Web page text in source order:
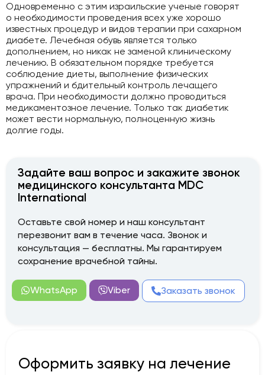
Одновременно с этим израильские ученые говорят
о необходимости проведения всех уже хорошо
известных процедур и видов терапии при сахарном
диабете. Лечебная обувь является только
дополнением, но никак не заменой клиническому
лечению. В обязательном порядке требуется
соблюдение диеты, выполнение физических
упражнений и бдительный контроль лечащего
врача. При необходимости должно проводиться
медикаментозное лечение. Только так диабетик
может вести нормальную, полноценную жизнь
долгие годы.
Задайте ваш вопрос и закажите звонок
медицинского консультанта MDC
International
Оставьте свой номер и наш консультант
перезвонит вам в течение часа. Звонок и
консультация — бесплатны. Мы гарантируем
сохранение врачебной тайны.
WhatsApp Viber Заказать звонок
Оформить заявку на лечение